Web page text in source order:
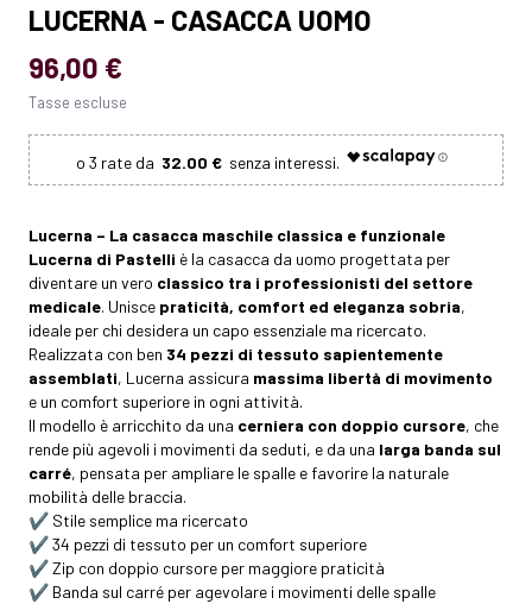
LUCERNA - CASACCA UOMO
96,00 €
Tasse escluse
32.00 €
Lucerna – La casacca maschile classica e funzionale
Lucerna di Pastelli è la casacca da uomo progettata per
diventare un vero classico tra i professionisti del settore
medicale. Unisce praticità, comfort ed eleganza sobria,
ideale per chi desidera un capo essenziale ma ricercato.
Realizzata con ben 34 pezzi di tessuto sapientemente
assemblati, Lucerna assicura massima libertà di movimento
e un comfort superiore in ogni attività.
Il modello è arricchito da una cerniera con doppio cursore, che
rende più agevoli i movimenti da seduti, e da una larga banda sul
carré, pensata per ampliare le spalle e favorire la naturale
mobilità delle braccia.
✔️ Stile semplice ma ricercato
✔️ 34 pezzi di tessuto per un comfort superiore
✔️ Zip con doppio cursore per maggiore praticità
✔️ Banda sul carré per agevolare i movimenti delle spalle